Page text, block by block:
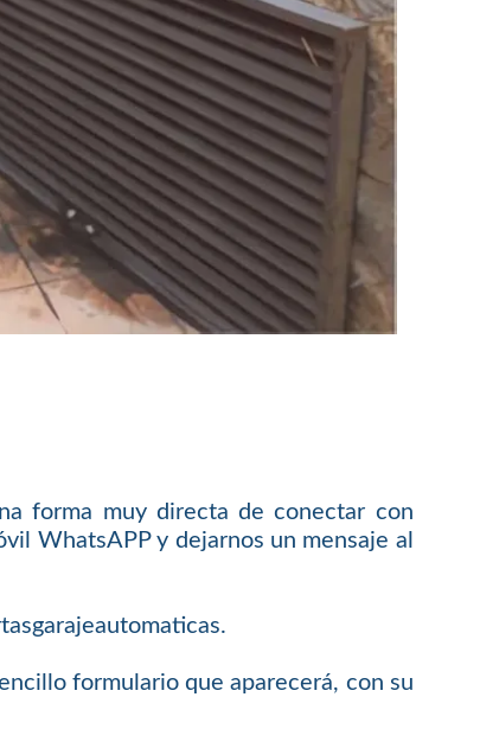
forma muy directa de conectar con
WhatsAPP y dejarnos un mensaje al
formulario que aparecerá, con su